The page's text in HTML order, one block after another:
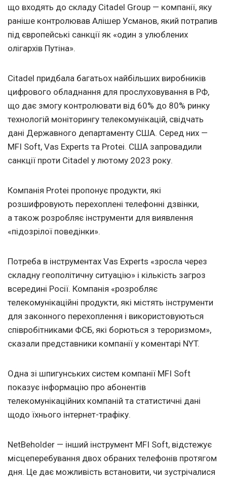
що входять до складу Citadel Group — компанії, яку
раніше контролював Алішер Усманов, який потрапив
під європейські санкції як «один з улюблених
олігархів Путіна».
Citadel придбала багатьох найбільших виробників
цифрового обладнання для прослуховування в РФ,
що дає змогу контролювати від 60% до 80% ринку
технологій моніторингу телекомунікацій, свідчать
дані Державного департаменту США. Серед них —
MFI Soft, Vas Experts та Protei. США запровадили
санкції проти Citadel у лютому 2023 року.
Компанія Protei пропонує продукти, які
розшифровують перехоплені телефонні дзвінки,
а також розробляє інструменти для виявлення
«підозрілої поведінки».
Потреба в інструментах Vas Experts «зросла через
складну геополітичну ситуацію» і кількість загроз
всередині Росії. Компанія «розробляє
телекомунікаційні продукти, які містять інструменти
для законного перехоплення і використовуються
співробітниками ФСБ, які борються з тероризмом»,
сказали представники компанії у коментарі NYT.
Одна зі шпигунських систем компанії MFI Soft
показує інформацію про абонентів
телекомунікаційних компаній та статистичні дані
щодо їхнього інтернет-трафіку.
NetBeholder — інший інструмент MFI Soft, відстежує
місцеперебування двох обраних телефонів протягом
дня. Це дає можливість встановити, чи зустрічалися